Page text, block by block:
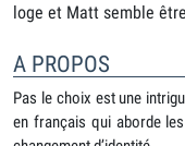
loge et Matt semble
A PROPOS
Pas le choix est une
en français qui aborde